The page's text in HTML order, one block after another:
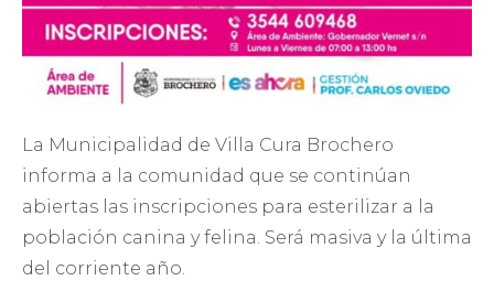
La Municipalidad de Villa Cura Brochero
informa a la comunidad que se continúan
abiertas las inscripciones para esterilizar a la
población canina y felina. Será masiva y la última
del corriente año.